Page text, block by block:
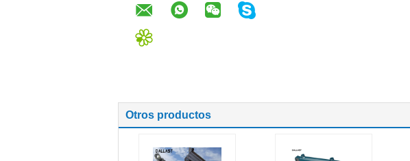
Otros productos